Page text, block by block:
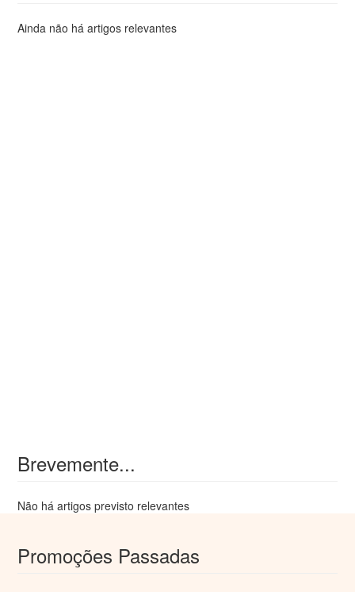
Ainda não há artigos relevantes
Brevemente...
Não há artigos previsto relevantes
Promoções Passadas